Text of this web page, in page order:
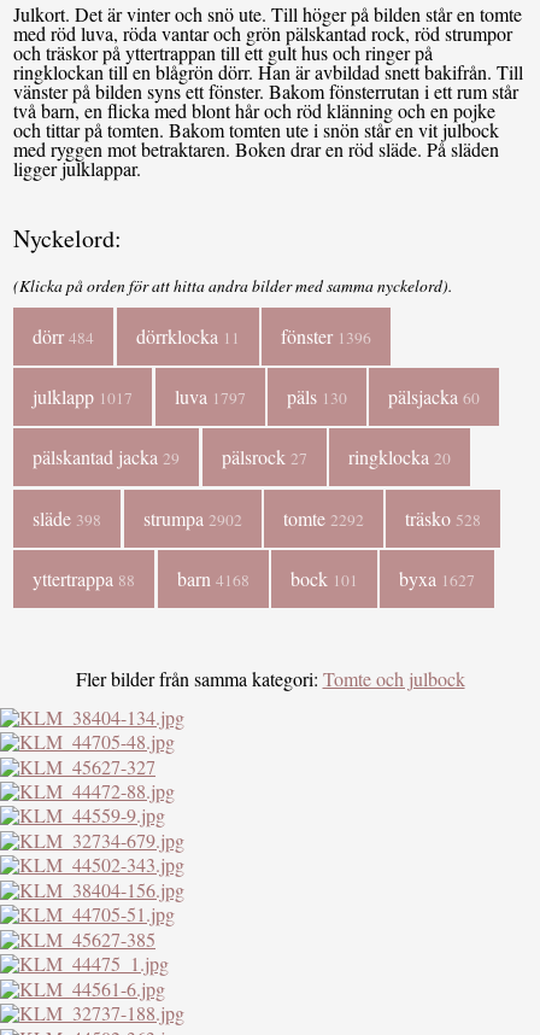
Julkort. Det är vinter och snö ute. Till höger på bilden står en tomte
med röd luva, röda vantar och grön pälskantad rock, röd strumpor
och träskor på yttertrappan till ett gult hus och ringer på
ringklockan till en blågrön dörr. Han är avbildad snett bakifrån. Till
vänster på bilden syns ett fönster. Bakom fönsterrutan i ett rum står
två barn, en flicka med blont hår och röd klänning och en pojke
och tittar på tomten. Bakom tomten ute i snön står en vit julbock
med ryggen mot betraktaren. Boken drar en röd släde. På släden
ligger julklappar.
Nyckelord:
(Klicka på orden för att hitta andra bilder med samma nyckelord).
dörr484 dörrklocka 11 fönster 1396
julklapp 1017 luva 1797 päls 130 pälsjacka60
pälskantad jacka 29 pälsrock 27 ringklocka 20
släde 398 strumpa 2902 tomte 2292 träsko 528
yttertrappa 88 barn 4168 bock 101 byxa 1627
Fler bilder från samma kategori: Tomte och julbock